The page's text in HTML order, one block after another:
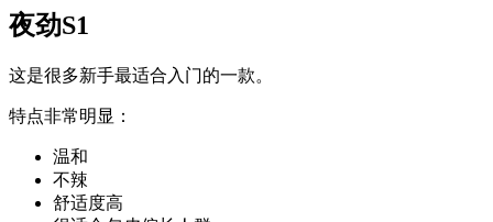
夜劲S1
这是很多新手最适合入门的一款。
特点非常明显：
温和
不辣
舒适度高